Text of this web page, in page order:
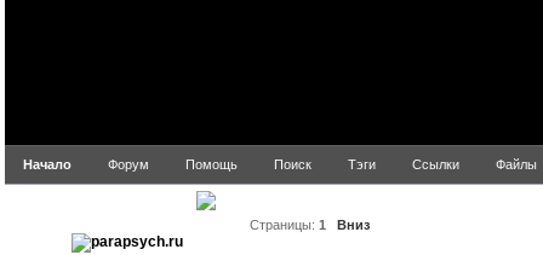
Начало Форум Помощь Поиск Тэги Ссылки Файлы
Страницы:1 Вниз